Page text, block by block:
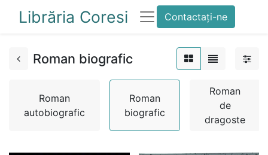
Librăria Coresi Contactați-ne
Roman biografic
Roman
autobiografic
Roman
biografic
Roman
de
dragoste